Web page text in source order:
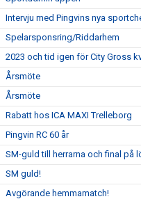
Intervju med Pingvins nya
Spelarsponsring/Riddarhem
2023 och tid igen för City Gross
Årsmöte
Årsmöte
Rabatt hos ICA MAXI Trelleborg
Pingvin RC 60 år
SM-guld till herrarna och final på
SM guld!
Avgörande hemmamatch!